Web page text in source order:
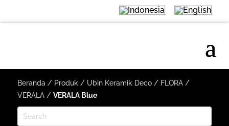
Beranda / Produk / Ubin Keramik Deco/ FLORA/
VERALA/ VERALA Blue